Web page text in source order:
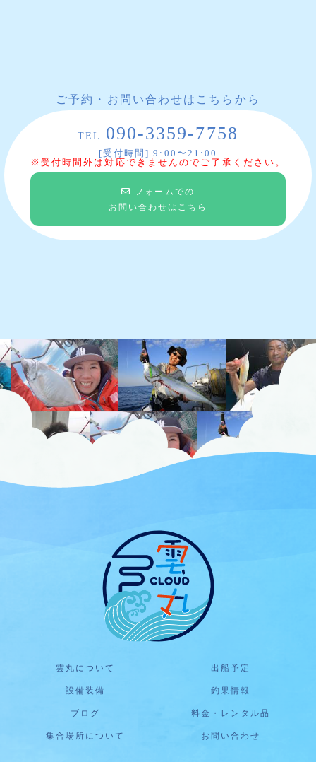
ご予約・お問い合わせはこちらから
TEL. 090-3359-7758
[受付時間] 9:00〜21:00
※受付時間外は対応できませんのでご了承ください。
フォームでの
お問い合わせはこちら
雲丸について 出船予定
設備装備 釣果情報
ブログ 料金・レンタル品
集合場所について お問い合わせ